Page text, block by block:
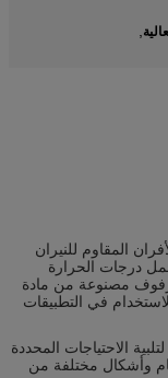
المقاوم للنيران
درجات الحرارة
مصنوعة من مادة
في التطبيقات
الاحتياجات المحددة
وأشكال مختلفة من